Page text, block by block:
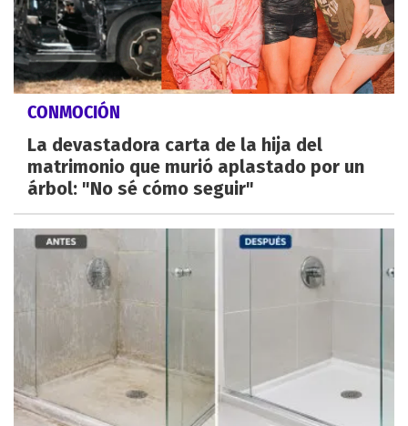
CONMOCIÓN
La devastadora carta de la hija del
matrimonio que murió aplastado por un
árbol: "No sé cómo seguir"